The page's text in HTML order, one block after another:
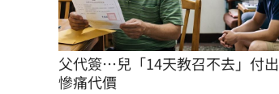
父代簽…兒「14天教召不去」付出
慘痛代價